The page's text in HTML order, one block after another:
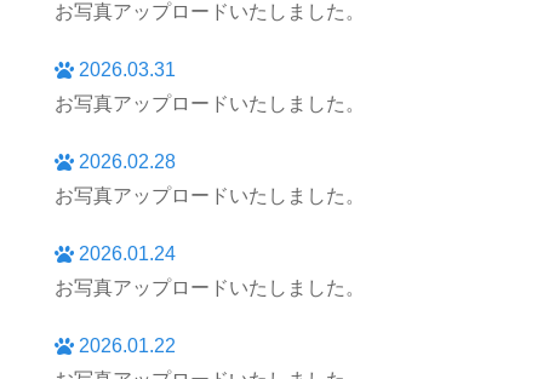
お写真アップロードいたしました。
2026.03.31
お写真アップロードいたしました。
2026.02.28
お写真アップロードいたしました。
2026.01.24
お写真アップロードいたしました。
2026.01.22